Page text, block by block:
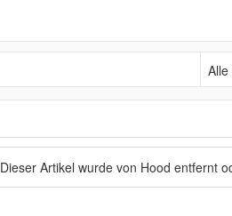
Alle
Dieser Artikel wurde von Hood entfernt